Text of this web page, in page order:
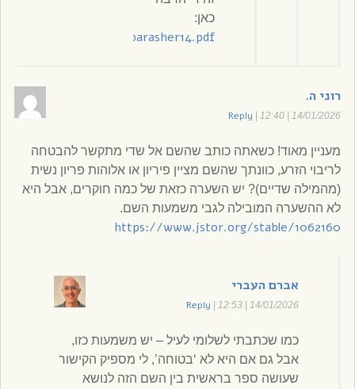
כאן:
daat/vl/barasher/barasher14.pdf
רוני ה.
14/01/2026 | 12:40
|
Reply
מעניין מאוד! כשאתה כותב שהשם אל שדי מתקשר להבטחה
לריבוי הזרע, כוונתך שהשם מציין פיריון או אלוהות פריון נשית
(מהמילה שדיים)? יש השערה כזאת של כמה חוקרים, אבל היא
לא ההשערה המובילה לגבי משמעות השם.
https://www.jstor.org/stable/1062160
אברם העברי
14/01/2026 | 12:53
|
Reply
כמו שכתבתי לשלומי לעיל – יש משמעות כזו,
אבל גם אם היא לא ‘בטוחה’, לי מספיק הקישור
שעושה ספר בראשית בין השם הזה לנושא